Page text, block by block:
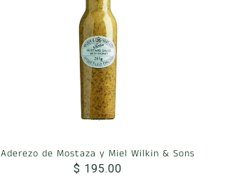
Aderezo de Mostaza y Miel Wilkin & Sons
$ 195.00